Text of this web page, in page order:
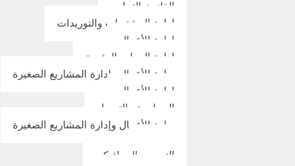
القانون التجاري
إدارة المشتريات والتوريدات
إدارة الأعمال
إدارة الموارد البشرية
ريادة الأعمال وإدارة المشاريع الصغيرة
إدارة الأعمال
المحاسبة والتمويل
ريادة الأعمال وإدارة المشاريع الصغيرة
التصميم الجرافيكي